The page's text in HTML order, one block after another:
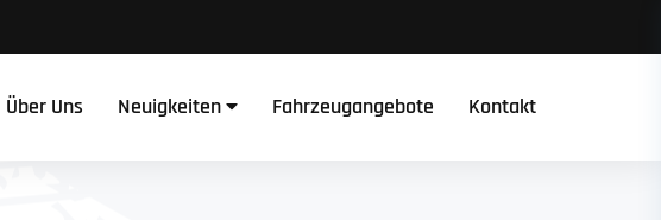
Über Uns Neuigkeiten Fahrzeugangebote Kontakt